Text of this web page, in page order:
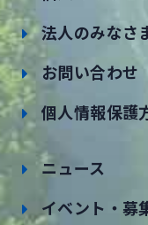
法人のみなさ
お問い合わせ
個人情報保護
ニュース
イベント・募